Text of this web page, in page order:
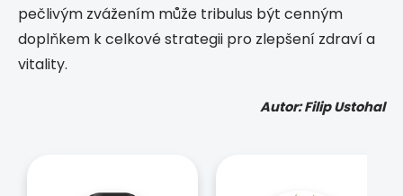
pečlivým zvážením může tribulus být cenným
doplňkem k celkové strategii pro zlepšení zdraví a
vitality.
Autor: Filip Ustohal